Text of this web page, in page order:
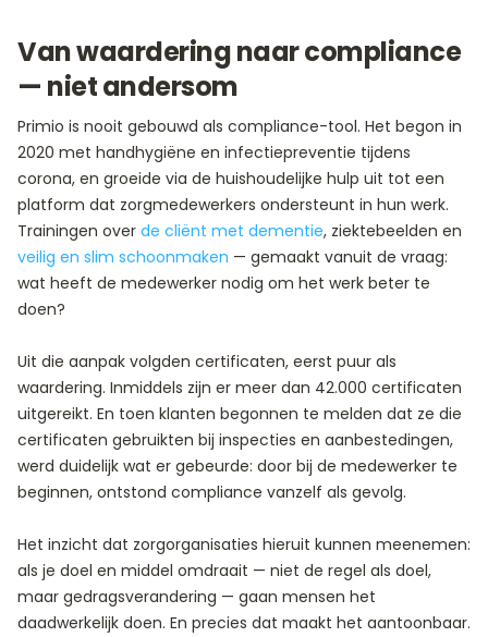
Van waardering naar compliance
— niet andersom
Primio is nooit gebouwd als compliance-tool. Het begon in
2020 met handhygiëne en infectiepreventie tijdens
corona, en groeide via de huishoudelijke hulp uit tot een
platform dat zorgmedewerkers ondersteunt in hun werk.
Trainingen over de cliënt met dementie, ziektebeelden en
veilig en slim schoonmaken — gemaakt vanuit de vraag:
wat heeft de medewerker nodig om het werk beter te
doen?
Uit die aanpak volgden certificaten, eerst puur als
waardering. Inmiddels zijn er meer dan 42.000 certificaten
uitgereikt. En toen klanten begonnen te melden dat ze die
certificaten gebruikten bij inspecties en aanbestedingen,
werd duidelijk wat er gebeurde: door bij de medewerker te
beginnen, ontstond compliance vanzelf als gevolg.
Het inzicht dat zorgorganisaties hieruit kunnen meenemen:
als je doel en middel omdraait — niet de regel als doel,
maar gedragsverandering — gaan mensen het
daadwerkelijk doen. En precies dat maakt het aantoonbaar.